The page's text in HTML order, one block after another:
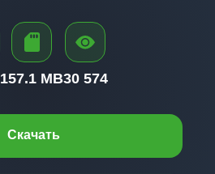
Скачать
157.1 MB30 574